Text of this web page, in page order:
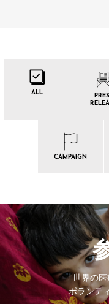
ALL
CAMPAIGN
世界の医
ボランテ